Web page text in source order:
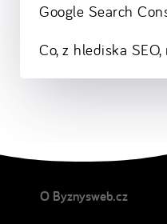
Google Search
Co, z hlediska
O Byznysweb.cz